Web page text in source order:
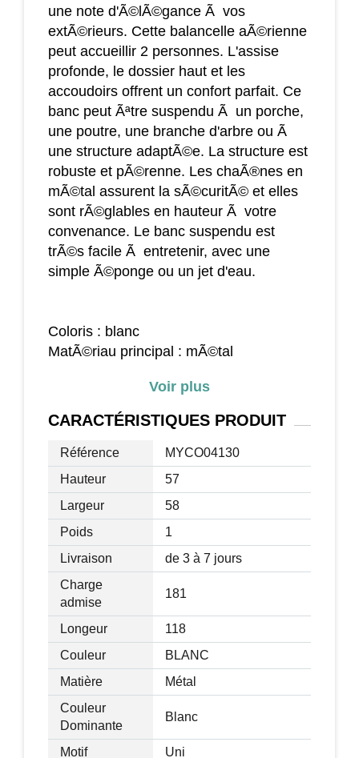
une note d'Ã©lÃ©gance Ã vos
extÃ©rieurs. Cette balancelle aÃ©rienne
peut accueillir 2 personnes. L'assise
profonde, le dossier haut et les
accoudoirs offrent un confort parfait. Ce
banc peut Ãªtre suspendu Ã un porche,
une poutre, une branche d'arbre ou Ã
une structure adaptÃ©e. La structure est
robuste et pÃ©renne. Les chaÃ®nes en
mÃ©tal assurent la sÃ©curitÃ© et elles
sont rÃ©glables en hauteur Ã votre
convenance. Le banc suspendu est
trÃ©s facile Ã entretenir, avec une
simple Ã©ponge ou un jet d'eau.
Coloris : blanc
MatÃ©riau principal : mÃ©tal
Dim. assise : 110l x 50P x 7H cm
Dim. dossier : 110l x 55,5H cm
Dim. accoudoirs : 56P x 48H cm
Longueur chaÃ®ne : 230 cm
Charge max. recommandÃ©e : 181 kg
Voir plus
CARACTÉRISTIQUES PRODUIT
Référence
MYCO04130
Hauteur
57
Largeur
58
Poids
1
Livraison
de 3 à 7 jours
Charge
admise
181
Longeur
118
Couleur
BLANC
Matière
Métal
Couleur
Dominante
Blanc
Motif Uni